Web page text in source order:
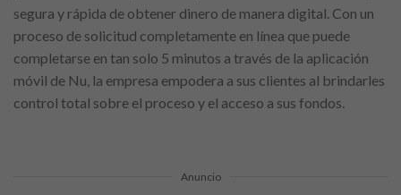
segura y rápida de obtener dinero de manera digital. Con un
proceso de solicitud completamente en línea que puede
completarse en tan solo 5 minutos a través de la aplicación
móvil de Nu, la empresa empodera a sus clientes al brindarles
control total sobre el proceso y el acceso a sus fondos.
Anuncio